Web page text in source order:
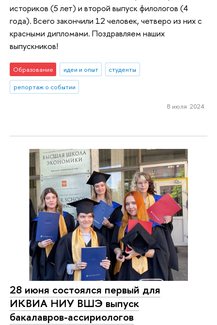
историков (5 лет) и второй выпуск филологов (4
года). Всего закончили 12 человек, четверо из них с
красными дипломами. Поздравляем наших
выпускников!
Образование идеи и опыт
студенты
репортаж о событии
8 июля 2024
28 июня состоялся первый для
ИКВИА НИУ ВШЭ выпуск
бакалавров-ассириологов